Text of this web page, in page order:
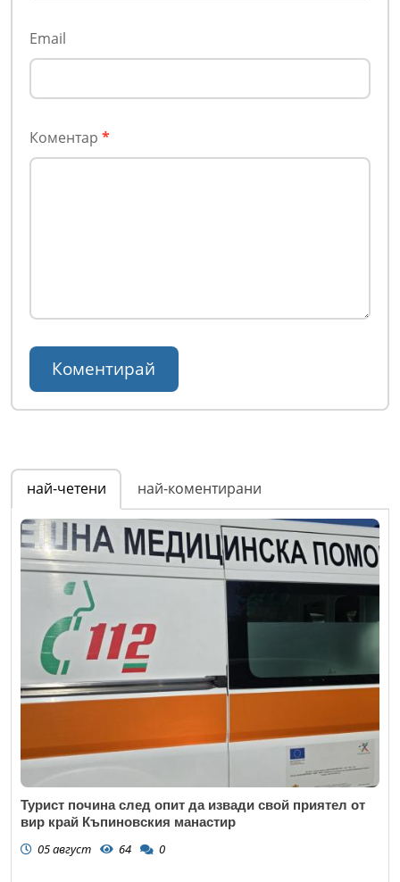
Email
Коментар *
най-четени най-коментирани
Турист почина след опит да извади свой приятел от
вир край Къпиновския манастир
05 август 64 0